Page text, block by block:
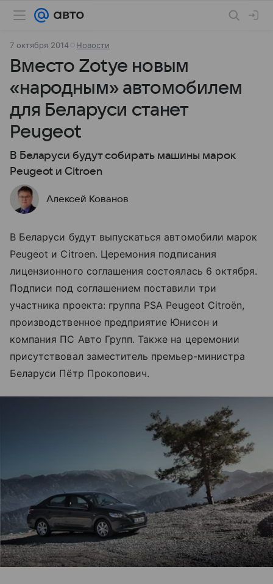
7 октября 2014 Новости
Вместо Zotye новым
«народным» автомобилем
для Беларуси станет
Peugeot
В Беларуси будут собирать машины марок
Peugeot и Citroen
Алексей Кованов
В Беларуси будут выпускаться автомобили марок
Peugeot и Citroen. Церемония подписания
лицензионного соглашения состоялась 6 октября.
Подписи под соглашением поставили три
участника проекта: группа PSA Peugeot Citroën,
производственное предприятие Юнисон и
компания ПС Авто Групп. Также на церемонии
присутствовал заместитель премьер-министра
Беларуси Пётр Прокопович.